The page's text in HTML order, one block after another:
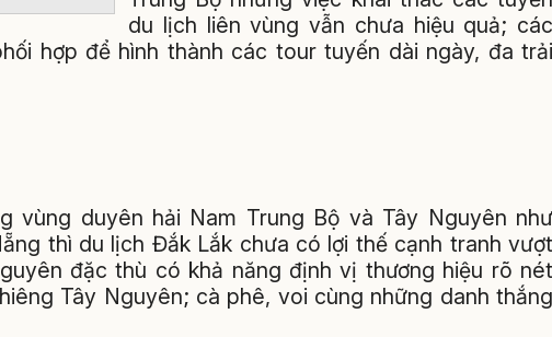
du lịch liên vùng vẫn chưa hiệu quả; các
hợp để hình thành các tour tuyến dài ngày, đa trải
vùng duyên hải Nam Trung Bộ và Tây Nguyên như
thì du lịch Đắk Lắk chưa có lợi thế cạnh tranh vượt
đặc thù có khả năng định vị thương hiệu rõ nét
Tây Nguyên; cà phê, voi cùng những danh thắng